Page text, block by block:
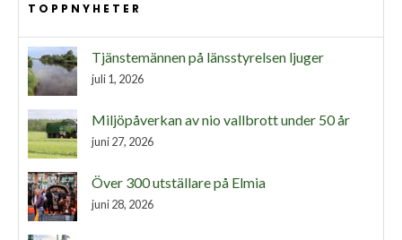
TOPPNYHETER
Tjänstemännen på länsstyrelsen ljuger
juli 1, 2026
Miljöpåverkan av nio vallbrott under 50 år
juni 27, 2026
Över 300 utställare på Elmia
juni 28, 2026